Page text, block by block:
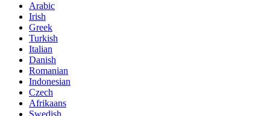
Arabic
Irish
Greek
Turkish
Italian
Danish
Romanian
Indonesian
Czech
Afrikaans
Swedish